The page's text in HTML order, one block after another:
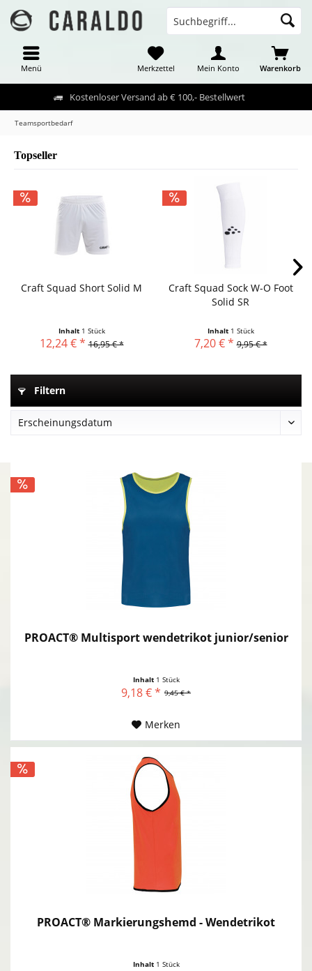
Kostenloser Versand ab € 100,- Bestellwert
Menü Warenkorb
Merkzettel Mein Konto
Teamsportbedarf
Topseller
Craft Squad Short Solid M
Inhalt 1 Stück
12,24 € * 16,95 € *
Craft Squad Sock W-O Foot
Solid SR
Inhalt 1 Stück
7,20 € * 9,95 € *
Filtern
PROACT® Multisport wendetrikot junior/senior
Inhalt 1 Stück
9,45 € *
9,18 € *
Merken
PROACT® Markierungshemd - Wendetrikot
Inhalt 1 Stück